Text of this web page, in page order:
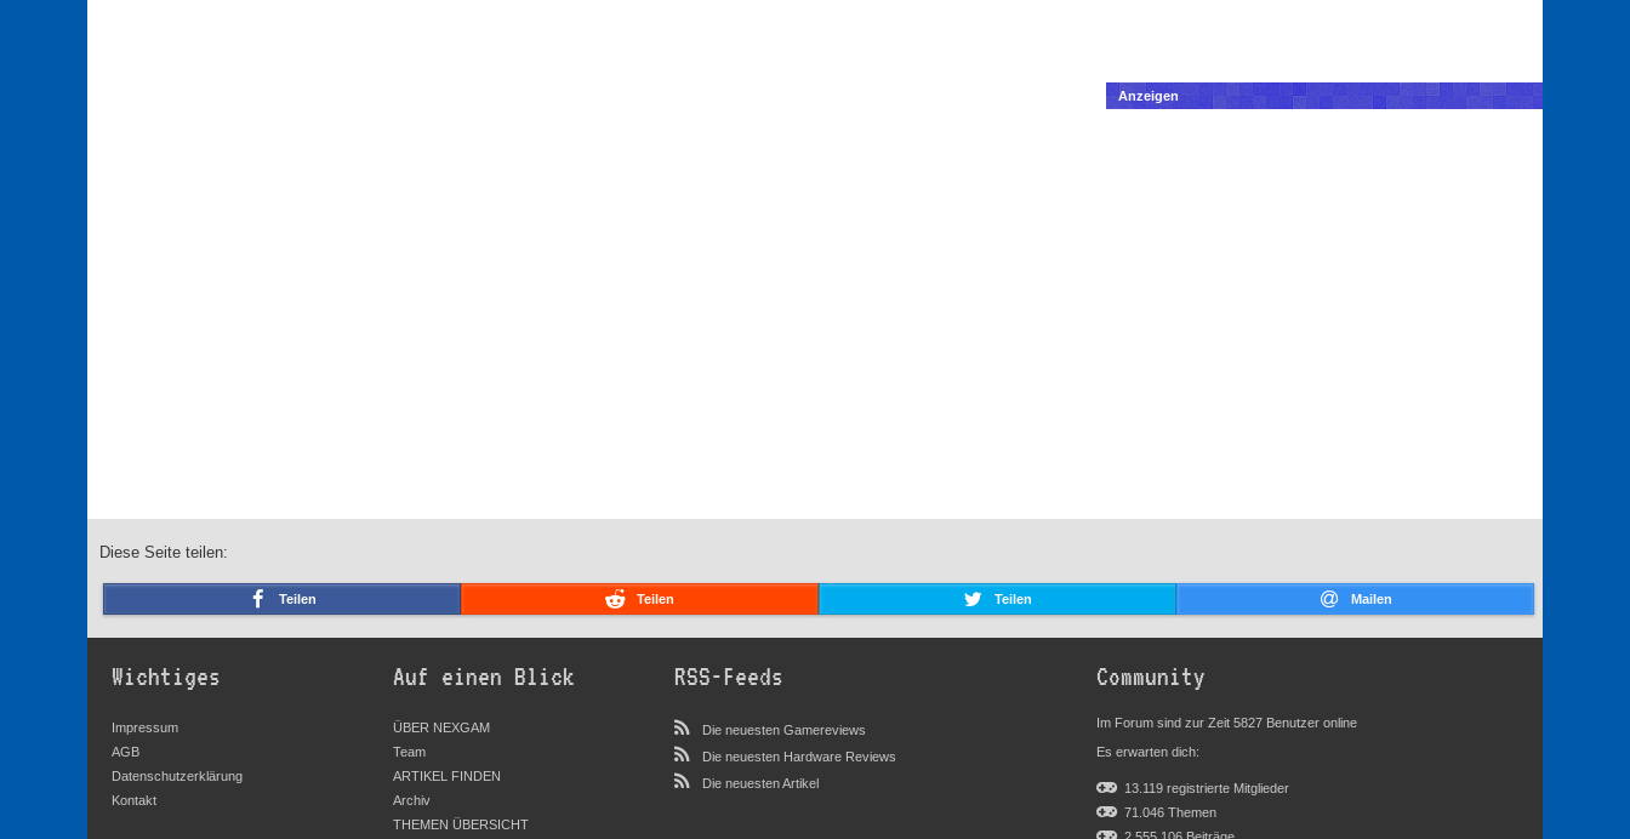
Anzeigen
Diese Seite teilen:
Teilen Teilen Teilen Mailen
Wichtiges
Impressum
AGB
Datenschutzerklärung
Kontakt
Auf einen Blick
ÜBER NEXGAM
Team
ARTIKEL FINDEN
Archiv
THEMEN ÜBERSICHT
RSS-Feeds
Die neuesten Gamereviews
Die neuesten Hardware Reviews
Die neuesten Artikel
Community
Im Forum sind zur Zeit 5827 Benutzer online
Es erwarten dich:
13.119 registrierte Mitglieder
71.046 Themen